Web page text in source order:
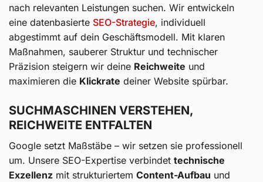
nach relevanten Leistungen suchen. Wir entwickeln
eine datenbasierte SEO-Strategie, individuell
abgestimmt auf dein Geschäftsmodell. Mit klaren
Maßnahmen, sauberer Struktur und technischer
Präzision steigern wir deine Reichweite und
maximieren die Klickrate deiner Website spürbar.
SUCHMASCHINEN VERSTEHEN,
REICHWEITE ENTFALTEN
Google setzt Maßstäbe – wir setzen sie professionell
um. Unsere SEO-Expertise verbindet technische
Exzellenz mit strukturiertem Content-Aufbau und